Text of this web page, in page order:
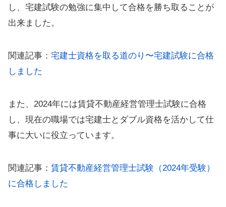
し、宅建試験の勉強に集中して合格を勝ち取ることが
出来ました。
関連記事： 宅建士資格を取る道のり〜宅建試験に合格
しました
また、2024年には賃貸不動産経営管理士試験に合格
し、現在の職場では宅建士とダブル資格を活かして仕
事に大いに役立っています。
関連記事： 賃貸不動産経営管理士試験（2024年受験）
に合格しました